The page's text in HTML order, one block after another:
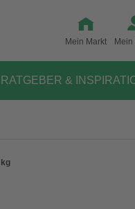
Mein Markt Mein
RATGEBER &